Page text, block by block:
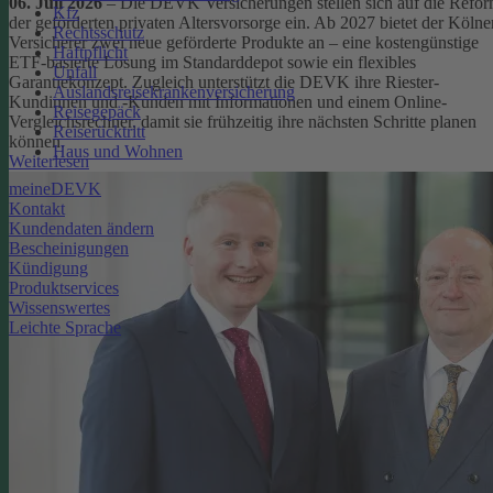
Kfz
Rechtsschutz
Haftpflicht
Unfall
Auslandsreisekrankenversicherung
Reisegepäck
Reiserücktritt
Haus und Wohnen
meineDEVK
Kontakt
Kundendaten ändern
Bescheinigungen
Kündigung
Produktservices
Wissenswertes
Leichte Sprache
der geförderten privaten Altersvorsorge ein. Ab 2027 bietet der
Versicherer zwei neue geförderte Produkte an – eine kostengünstige
ETF-basierte Lösung im Standarddepot sowie ein flexibles
Garantiekonzept. Zugleich unterstützt die DEVK ihre Riester-
Kundinnen und -Kunden mit Informationen und einem Online-
Vergleichsrechner, damit sie frühzeitig ihre nächsten Schritte planen
können.
Weiterlesen